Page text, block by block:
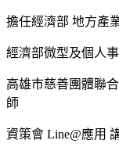
擔任經濟部 地方產
經濟部微型及個人
高雄市慈善團體聯
師
資策會 Line@應用